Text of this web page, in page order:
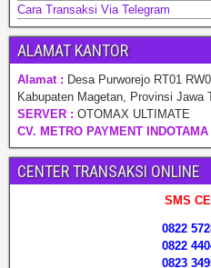
Cara Transaksi Via Telegram
ALAMAT KANTOR
Alamat : Desa Purworejo RT01
Kabupaten Magetan, Provinsi Jawa
SERVER : OTOMAX ULTIMATE
CV. METRO PAYMENT INDOTAMA
CENTER TRANSAKSI ONLINE
SMS
0822
0822
0823